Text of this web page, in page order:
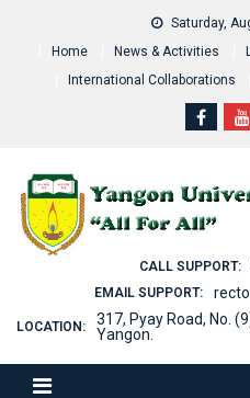
Saturday,
Home
News & Activities
International Collaborations
CALL SUPPORT:
EMAIL SUPPORT:
LOCATION:
317, Pyay Road, No.
Yangon.